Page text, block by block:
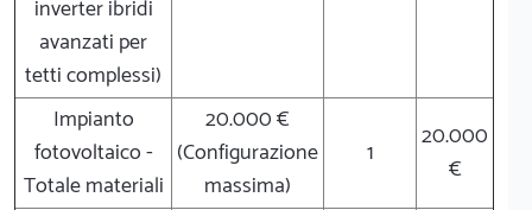
inverter ibridi
avanzati per
tetti complessi)
Impianto
fotovoltaico -
Totale materiali
20.000 €
(Configurazione
massima)
1
20.000
€